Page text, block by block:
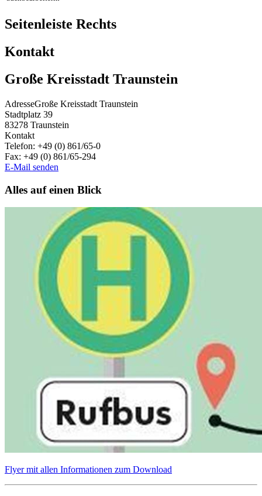
Seitenleiste Rechts
Kontakt
Große Kreisstadt Traunstein
AdresseGroße Kreisstadt Traunstein
Stadtplatz 39
83278 Traunstein
Kontakt
Telefon: +49 (0) 861/65-0
Fax: +49 (0) 861/65-294
E-Mail senden
Alles auf einen Blick
Flyer mit allen Informationen zum Download